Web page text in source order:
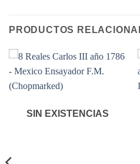
PRODUCTOS
SIN EXISTENCIAS